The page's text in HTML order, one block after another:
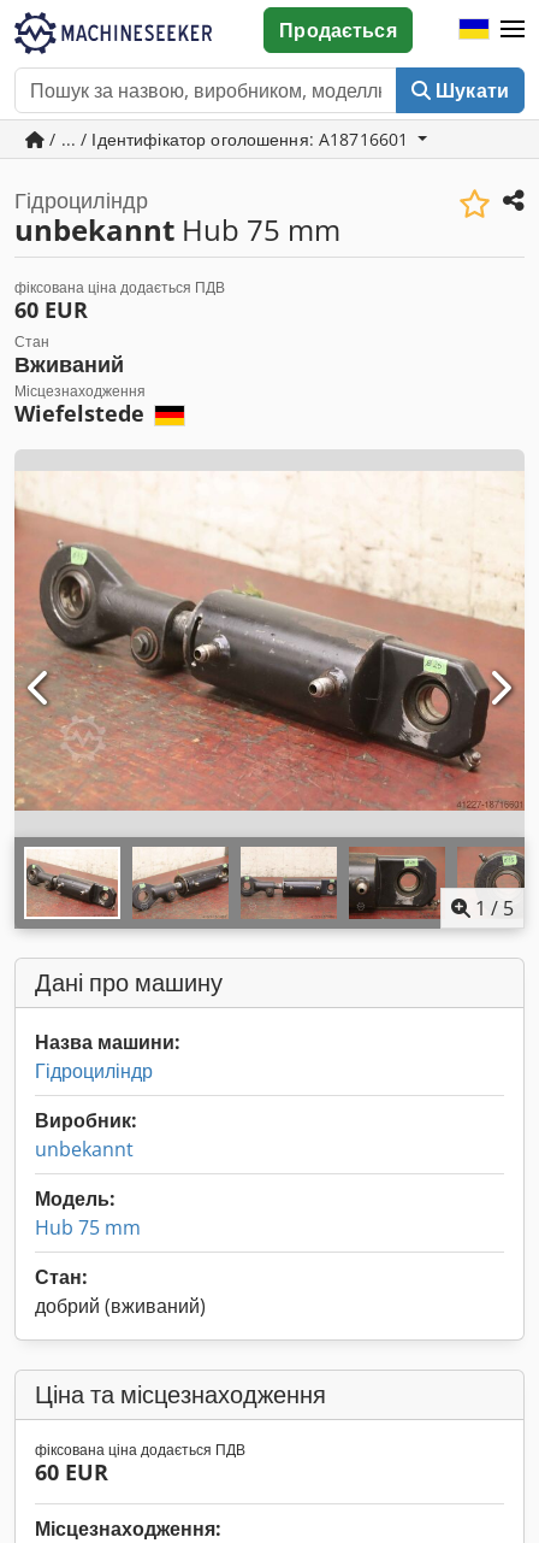
Шукати
Продається
/ ... / Ідентифікатор оголошення: A18716601
Гідроциліндр
unbekannt Hub 75 mm
фіксована ціна додається ПДВ
60 EUR
Стан
Вживаний
Місцезнаходження
Wiefelstede
1 / 5
Дані про машину
Назва машини:
Гідроциліндр
Виробник:
unbekannt
Модель:
Hub 75 mm
Стан:
добрий (вживаний)
Ціна та місцезнаходження
фіксована ціна додається ПДВ
60 EUR
Місцезнаходження: